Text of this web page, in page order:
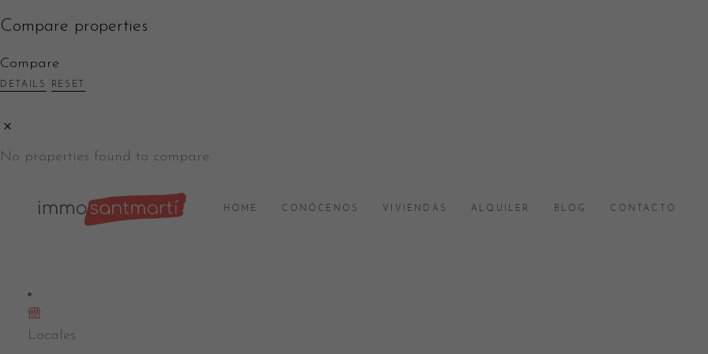
Compare properties
Compare
DETAILS RESET
No properties found to compare.
HOME CONÓCENOS VIVIENDAS ALQUILER BLOG CONTACTO
Locales